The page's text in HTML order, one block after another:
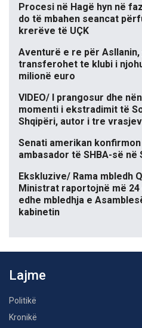
Procesi në Hagë hyn në
do të mbahen seancat
krerëve të UÇK
Aventurë e re për Asllanin,
transferohet te klubi i
milionë euro
VIDEO/ I prangosur dhe
momenti i ekstradimit të
Shqipëri, autor i tre
Senati amerikan konfirmon
ambasador të SHBA-së në
Ekskluzive/ Rama mbledh
Ministrat raportojnë më
edhe mbledhja e
kabinetin
Lajme
Politikë
Kronikë